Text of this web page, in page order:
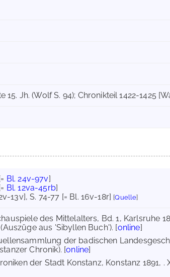
15. Jh. (Wolf S. 94); Chronikteil 1422-1425
Bl. 24v-97v]
Bl. 12va-45rb]
13v], S. 74-77 [= Bl. 16v-18r] [Quelle]
des Mittelalters, Bd. 1, Karlsruhe
aus 'Sibyllen Buch'). [online]
der badischen
Chronik). [online]
der Stadt Konstanz, Konstanz 1891,